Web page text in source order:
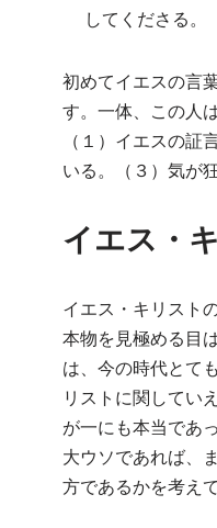
してくださる。
初めてイエスの言
す。一体、この人
（１）イエスの証
いる。（３）気が
イエス・
イエス・キリスト
本物を見極める目
は、今の時代とて
リストに関してい
が一にも本当であ
大ウソであれば、
方であるかを考え